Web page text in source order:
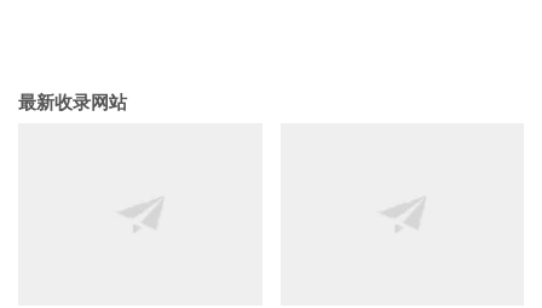
最新收录网站